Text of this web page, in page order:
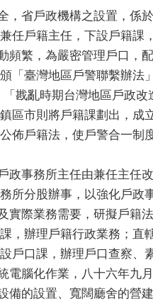
省戶政機構之設置，係
戶籍主任，下設戶籍課
繁，為嚴密管理戶口，
「臺灣地區戶警聯繫辦
戡亂時期台灣地區戶政
區市則將戶籍課劃出，
佈戶籍法，使戶警合一
事務所主任由兼任主任
所分股辦事，以強化戶政
際業務需要，研擬戶籍
，辦理戶籍行政業務；
口課，辦理戶口查察、
腦化作業，八十六年九月
的設置、寬闊廳舍的營